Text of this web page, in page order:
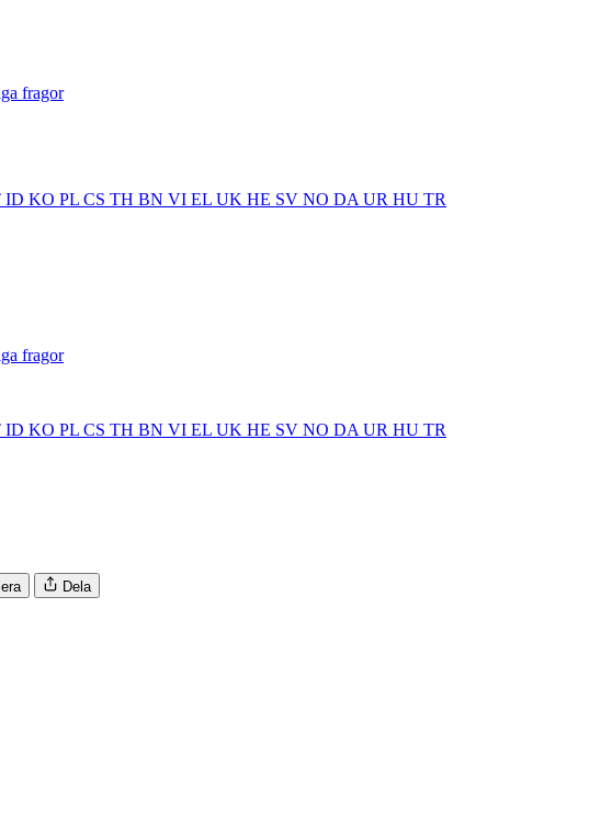
fragor
ID KO PL CS TH BN VI EL UK HE SV NO DA UR HU TR
fragor
ID KO PL CS TH BN VI EL UK HE SV NO DA UR HU TR
Dela